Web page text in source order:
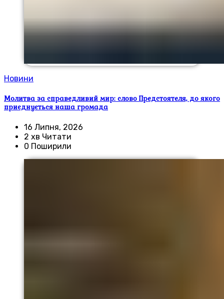
Новини
Молитва за справедливий мир: слово Предстоятеля, до якого
приєднується наша громада
16 Липня, 2026
2 хв Читати
0 Поширили